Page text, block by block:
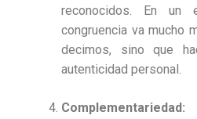
reconocidos. En un
congruencia va mucho
decimos, sino que
autenticidad personal.
Complementariedad: